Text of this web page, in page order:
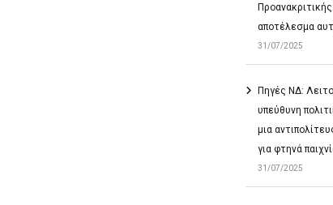
αποτέλεσμα
31/07/2025
Πηγές ΝΔ:
υπεύθυνη
μια
για φτηνά
31/07/2025